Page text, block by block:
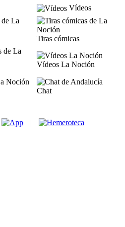
Vídeos
Tiras cómicas
Vídeos La Noción
Chat
|